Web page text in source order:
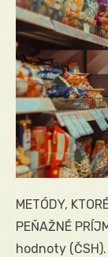
METÓDY,
PEŇAŽNÉ
hodnoty